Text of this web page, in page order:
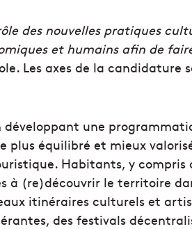
des nouvelles pratiques
et humains afin de
Les axes de la candidature
développant une
plus équilibré et mieux
Habitants, y compris
à (re)découvrir le territoire
itinéraires culturels et
des festivals